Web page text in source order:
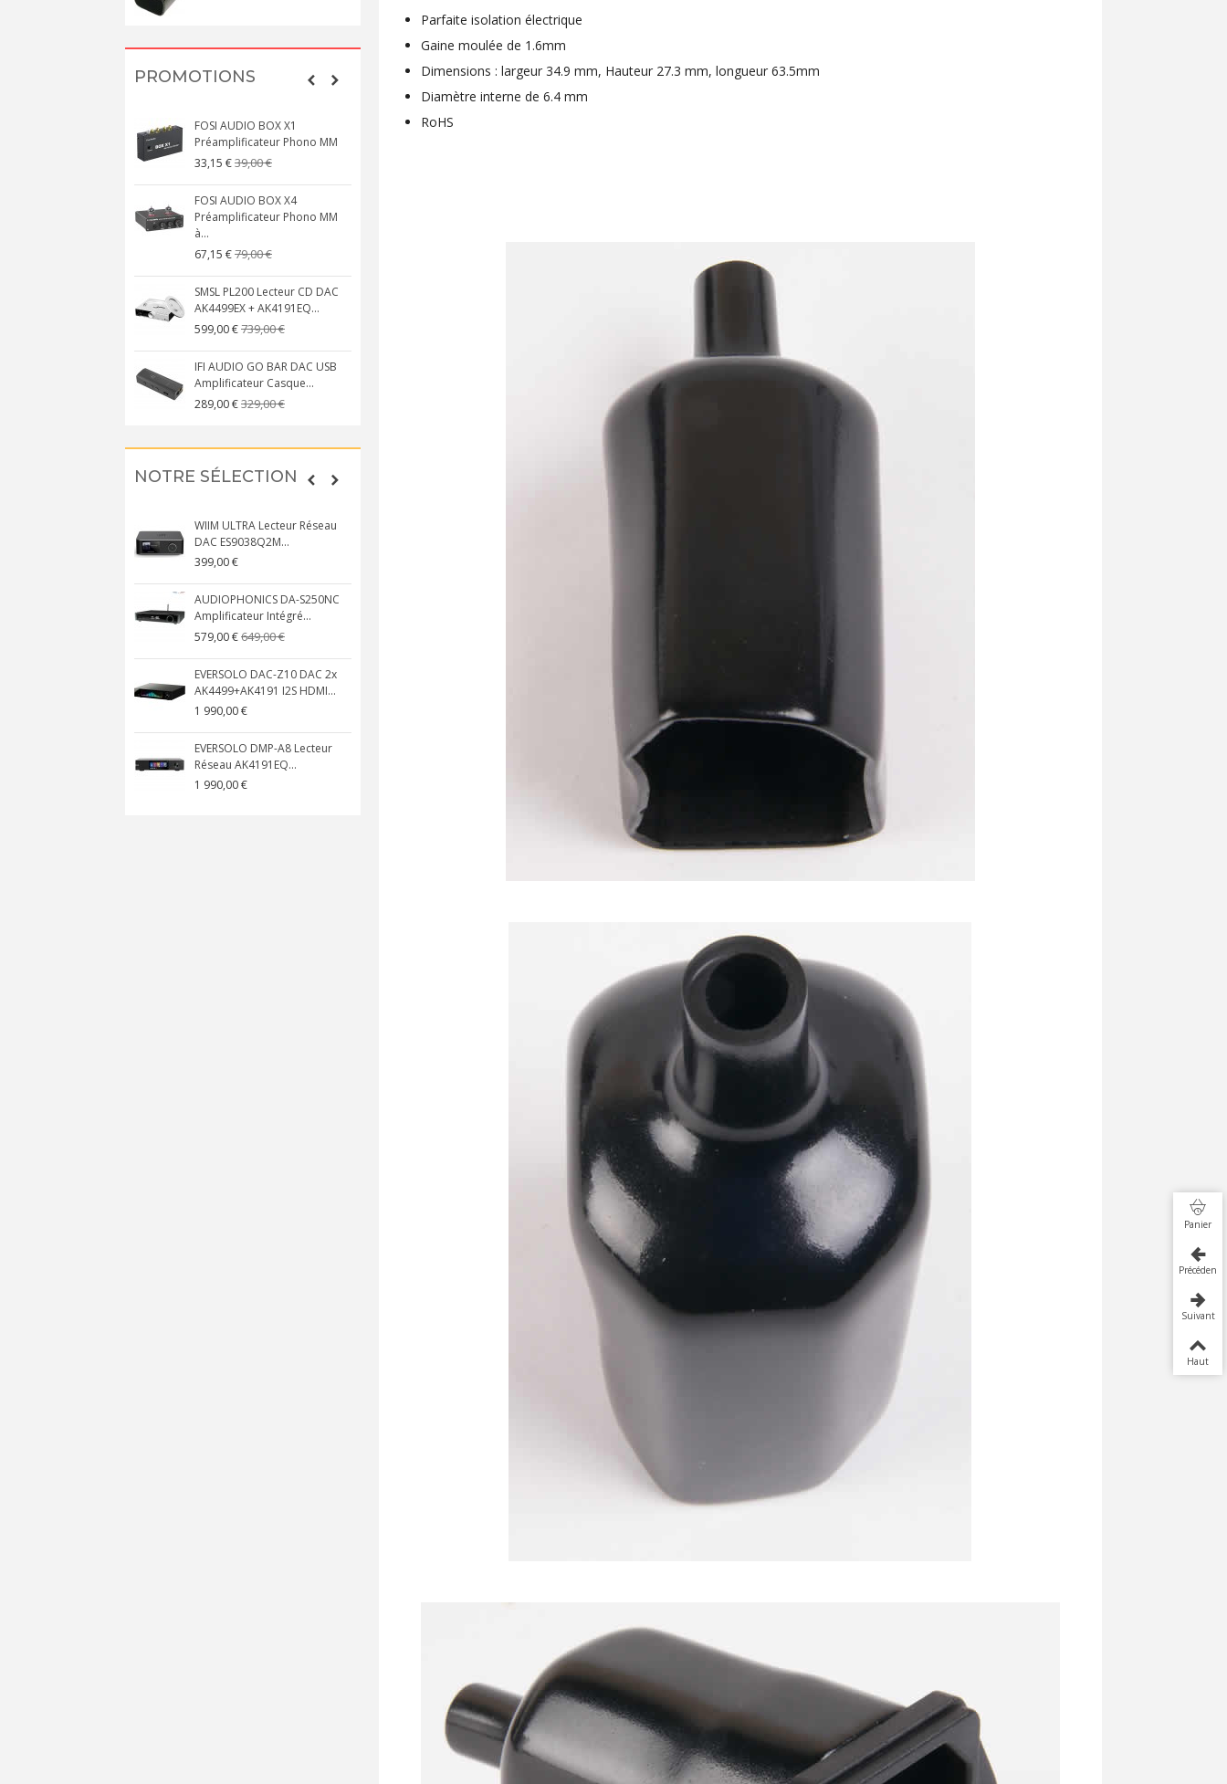
PROMOTIONS
FOSI AUDIO BOX X1
Préamplificateur Phono MM
33,15 €39,00 €
FOSI AUDIO BOX X4
Préamplificateur Phono MM
à...
67,15 €79,00 €
SMSL PL200 Lecteur CD DAC
AK4499EX + AK4191EQ...
599,00 €739,00 €
IFI AUDIO GO BAR DAC USB
Amplificateur Casque...
289,00 €329,00 €
NEUTRIK NC3FXX Connecteur
NOTRE SÉLECTION
WIIM ULTRA Lecteur Réseau
DAC ES9038Q2M...
399,00 €
AUDIOPHONICS DA-S250NC
Amplificateur Intégré...
579,00 €649,00 €
EVERSOLO DAC-Z10 DAC 2x
AK4499+AK4191 I2S HDMI...
1 990,00 €
EVERSOLO DMP-A8 Lecteur
Réseau AK4191EQ...
1 990,00 €
Parfaite isolation électrique
Gaine moulée de 1.6mm
Dimensions : largeur 34.9 mm, Hauteur 27.3 mm, longueur 63.5mm
Diamètre interne de 6.4 mm
RoHS
Panier
Précédent
Suivant
Haut